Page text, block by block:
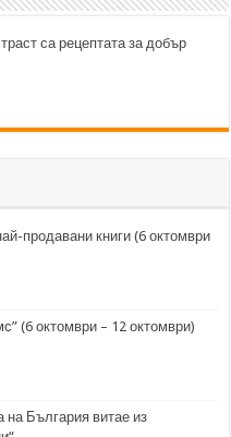
са рецептата за добър
продавани книги (6 октомври
(6 октомври – 12 октомври)
България витае из